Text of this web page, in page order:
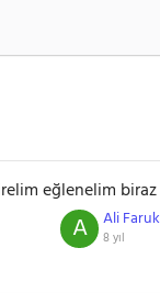
eğlenelim biraz
Ali Faruk
8 yıl
A